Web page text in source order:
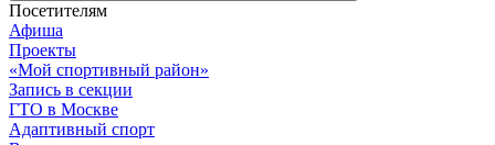
Посетителям
Афиша
Проекты
«Мой спортивный район»
Запись в секции
ГТО в Москве
Адаптивный спорт